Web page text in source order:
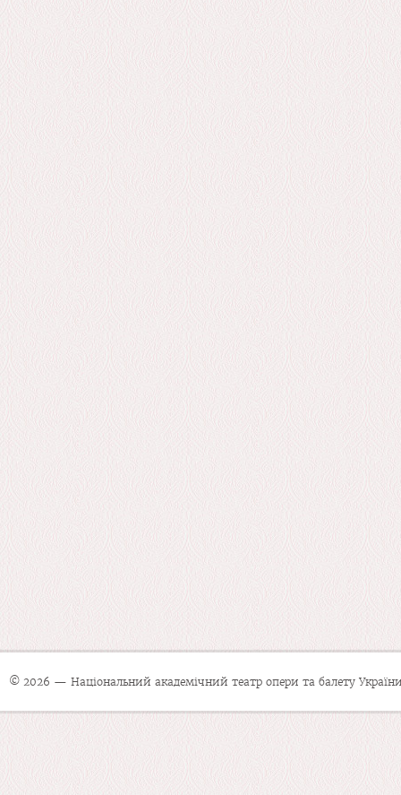
© 2026 — Національний академічний театр опери та балету